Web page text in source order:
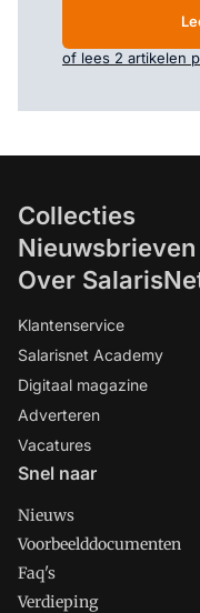
of lees 2 artikelen
Collecties
Nieuwsbrieven
Over
Klantenservice
Salarisnet Academy
Digitaal magazine
Adverteren
Vacatures
Snel naar
Nieuws
Voorbeelddocumenten
Faq's
Verdieping